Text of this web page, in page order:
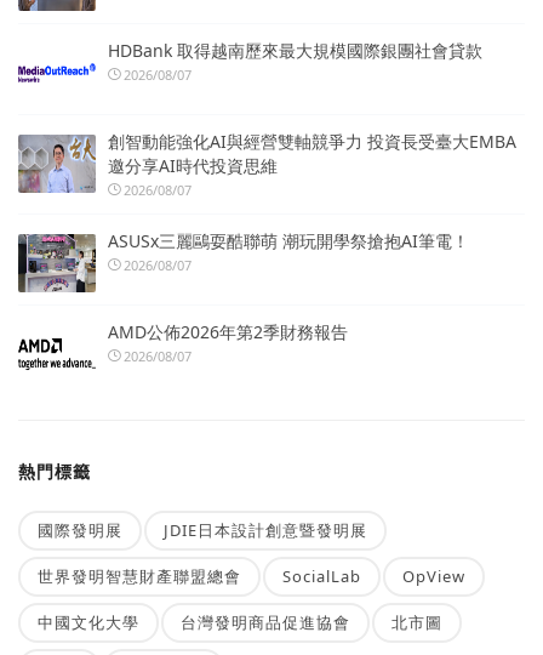
HDBank 取得越南歷來最大規模國際銀團社會貸款
2026/08/07
創智動能強化AI與經營雙軸競爭力 投資長受臺大EMBA
邀分享AI時代投資思維
2026/08/07
ASUSx三麗鷗耍酷聯萌 潮玩開學祭搶抱AI筆電！
2026/08/07
AMD公佈2026年第2季財務報告
2026/08/07
熱門標籤
國際發明展 JDIE日本設計創意暨發明展
世界發明智慧財產聯盟總會 SocialLab OpView
中國文化大學 台灣發明商品促進協會 北市圖